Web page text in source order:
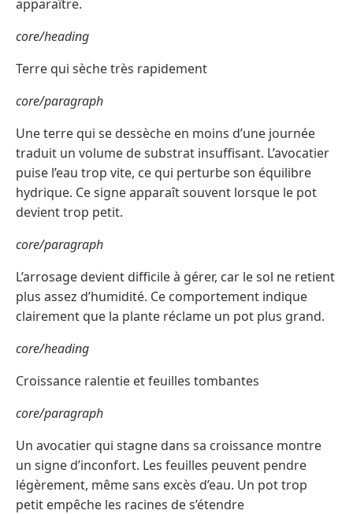
apparaître.
core/heading
Terre qui sèche très rapidement
core/paragraph
Une terre qui se dessèche en moins d’une journée
traduit un volume de substrat insuffisant. L’avocatier
puise l’eau trop vite, ce qui perturbe son équilibre
hydrique. Ce signe apparaît souvent lorsque le pot
devient trop petit.
core/paragraph
L’arrosage devient difficile à gérer, car le sol ne retient
plus assez d’humidité. Ce comportement indique
clairement que la plante réclame un pot plus grand.
core/heading
Croissance ralentie et feuilles tombantes
core/paragraph
Un avocatier qui stagne dans sa croissance montre
un signe d’inconfort. Les feuilles peuvent pendre
légèrement, même sans excès d’eau. Un pot trop
petit empêche les racines de s’étendre